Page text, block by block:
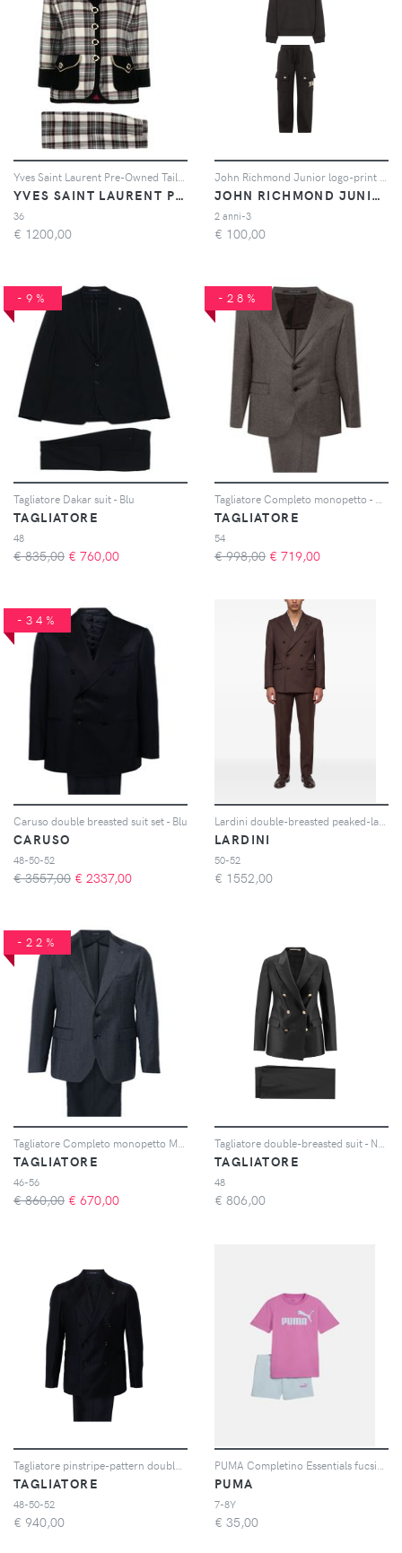
YVES SAINT LAURENT PRE-OWNED
36
€ 1200,00
JOHN RICHMOND JUNIOR
2 anni-3
€ 100,00
-9%
Tagliatore Dakar suit - Blu
TAGLIATORE
48
€ 835,00 € 760,00
-28%
TAGLIATORE
54
€ 998,00 € 719,00
-34%
Caruso double breasted suit set - Blu
CARUSO
48-50-52
€ 3557,00 € 2337,00
LARDINI
50-52
€ 1552,00
-22%
TAGLIATORE
46-56
€ 860,00 € 670,00
TAGLIATORE
48
€ 806,00
TAGLIATORE
48-50-52
€ 940,00
PUMA
7-8Y
€ 35,00